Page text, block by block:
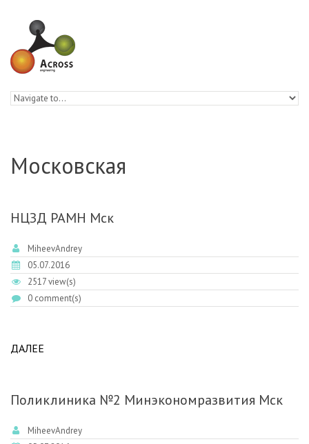
Московская
НЦЗД РАМН Мск
MiheevAndrey
05.07.2016
2517 view(s)
0 comment(s)
ДАЛЕЕ
Поликлиника №2 Минэкономразвития Мск
MiheevAndrey